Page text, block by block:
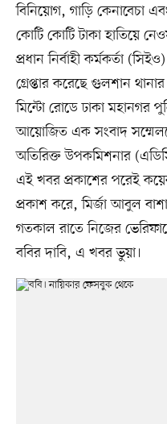
বিনিয়োগ, গাড়ি কেনাবেচা
কোটি কোটি টাকা হাতিয়ে
প্রধান নির্বাহী কর্মকর্তা
গ্রেপ্তার করেছে গুলশান
মিন্টো রোডে ঢাকা মহানগর
আয়োজিত এক সংবাদ
অতিরিক্ত উপকমিশনার
এই খবর প্রকাশের পরেই
প্রকাশ করে, মির্জা আবুল বাশার
গতকাল রাতে নিজের
ববির দাবি, এ খবর ভুয়া।